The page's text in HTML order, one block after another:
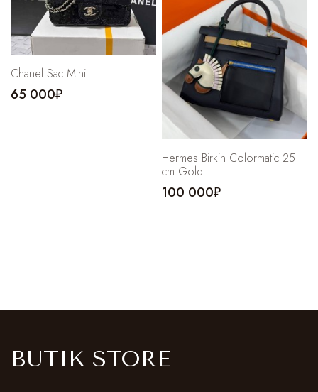
Chanel Sac MIni
65 000₽
Hermes Birkin Colormatic 25
cm Gold
100 000₽
BUTIK STORE